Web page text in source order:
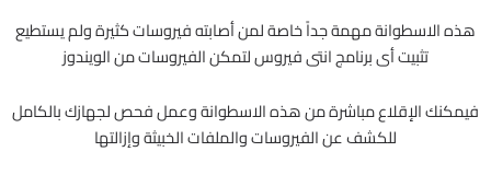
هذه الاسطوانة مهمة جداً خاصة لمن أصابته فيروسات كثيرة ولم يستطيع
تثبيت أى برنامج انتى فيروس لتمكن الفيروسات من الويندوز
فيمكنك الإقلاع مباشرة من هذه الاسطوانة وعمل فحص لجهازك بالكامل
للكشف عن الفيروسات والملفات الخبيثة وإزالتها